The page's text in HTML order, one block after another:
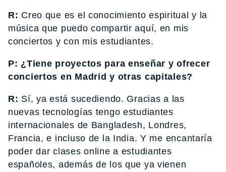
R: Creo que es el conocimiento espiritual y la
música que puedo compartir aquí, en mis
conciertos y con mis estudiantes.
P: ¿Tiene proyectos para enseñar y ofrecer
conciertos en Madrid y otras capitales?
R: Sí, ya está sucediendo. Gracias a las
nuevas tecnologías tengo estudiantes
internacionales de Bangladesh, Londres,
Francia, e incluso de la India. Y me encantaría
poder dar clases online a estudiantes
españoles, además de los que ya vienen